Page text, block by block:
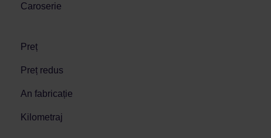
Caroserie
Preț
Preț redus
An fabricație
Kilometraj